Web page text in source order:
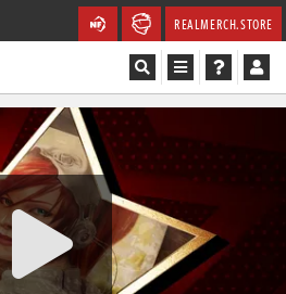
REALMERCH.STORE